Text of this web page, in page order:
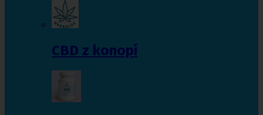
CBD z konopí